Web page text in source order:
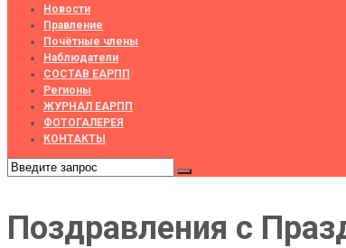
Новости
Правление
Почётные члены
Наблюдатели
СОСТАВ ЕАРПП
Регионы
ЖУРНАЛ ЕАРПП
ФОТОГАЛЕРЕЯ
КОНТАКТЫ
Поздравления с